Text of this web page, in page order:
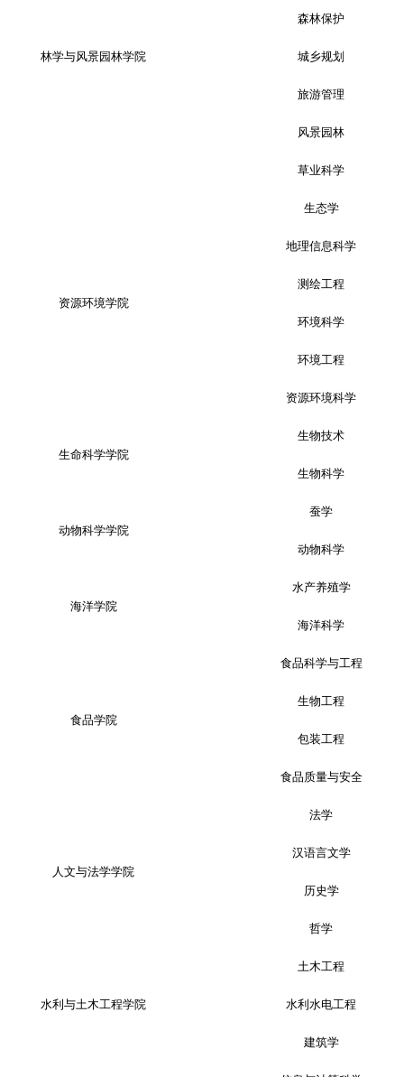
林学与风景园林学院
森林保护
城乡规划
旅游管理
风景园林
草业科学
资源环境学院
生态学
地理信息科学
测绘工程
环境科学
环境工程
资源环境科学
生命科学学院
生物技术
生物科学
动物科学学院
蚕学
动物科学
海洋学院
水产养殖学
海洋科学
食品学院
食品科学与工程
生物工程
包装工程
食品质量与安全
人文与法学学院
法学
汉语言文学
历史学
哲学
水利与土木工程学院
土木工程
水利水电工程
建筑学